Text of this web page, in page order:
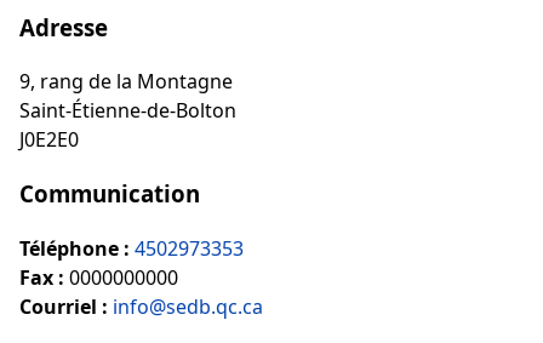
Adresse
9, rang de la Montagne
Saint-Étienne-de-Bolton
J0E2E0
Communication
Téléphone : 4502973353
Fax : 0000000000
Courriel : info@sedb.qc.ca